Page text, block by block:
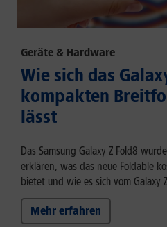
Geräte & Hardware
Wie sich das
kompakten
lässt
Das Samsung Galaxy Z Fold8
erklären, was das neue Foldable
bietet und wie es sich vom Galaxy
Mehr erfahren